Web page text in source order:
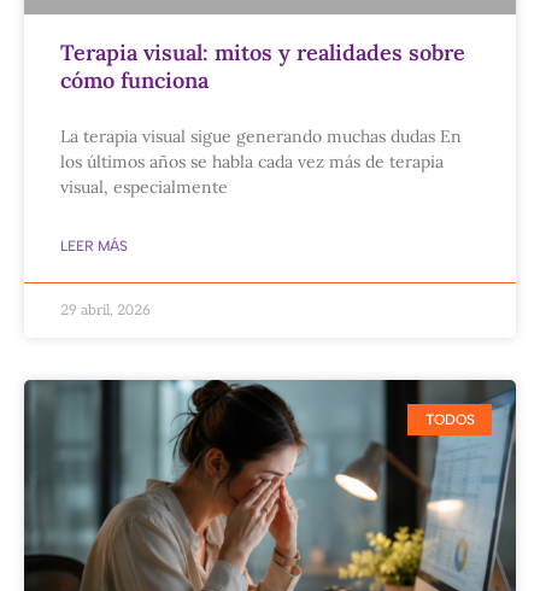
Terapia visual: mitos y realidades sobre
cómo funciona
La terapia visual sigue generando muchas dudas En
los últimos años se habla cada vez más de terapia
visual, especialmente
LEER MÁS
29 abril, 2026
TODOS